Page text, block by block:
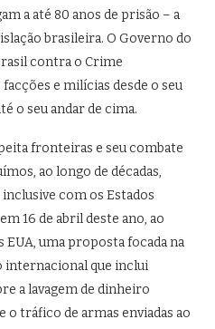
a até 80 anos de prisão – a
brasileira. O Governo do
contra o Crime
e milícias desde o seu
o seu andar de cima.
fronteiras e seu combate
ao longo de décadas,
com os Estados
16 de abril deste ano, ao
uma proposta focada na
internacional que inclui
a lavagem de dinheiro
tráfico de armas enviadas ao